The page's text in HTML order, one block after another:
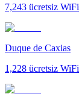
7,243 ücretsiz WiFi
Duque de Caxias
1,228 ücretsiz WiFi